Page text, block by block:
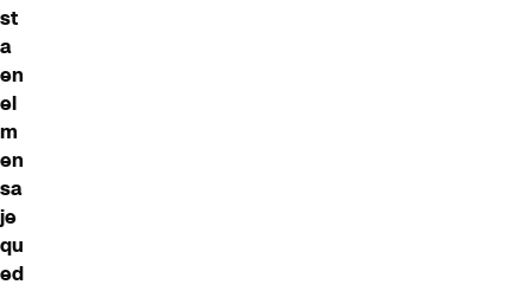
st
a
en
el
m
en
sa
je
qu
ed